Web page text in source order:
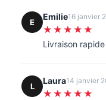
E
Emilie16 janvier
★★★★★
Livraison
L
Laura14 janvier
★★★★★